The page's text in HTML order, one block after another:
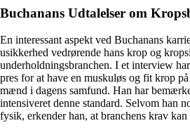
Buchanans Udtalelser om
En interessant aspekt ved Buchanans
usikkerhed vedrørende hans krop og
underholdningsbranchen. I et interview
pres for at have en muskuløs og fit krop
mænd i dagens samfund. Han har
intensiveret denne standard. Selvom han
fysik, erkender han, at branchens krav